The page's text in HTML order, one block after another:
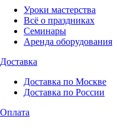
Уроки мастерства
Всё о праздниках
Семинары
Аренда оборудования
Доставка
Доставка по Москве
Доставка по России
Оплата